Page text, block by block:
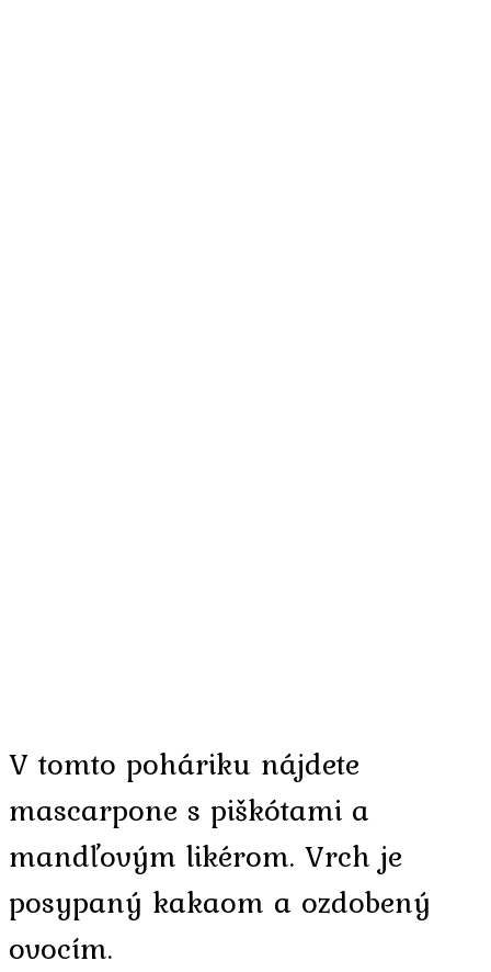
V tomto poháriku nájdete
mascarpone s piškótami a
mandľovým likérom. Vrch je
posypaný kakaom a ozdobený
ovocím.